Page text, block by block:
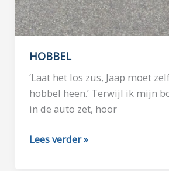
HOBBEL
‘Laat het los zus, Jaap moet
hobbel heen.’ Terwijl ik mijn
in de auto zet, hoor
HOBBEL
Lees verder »